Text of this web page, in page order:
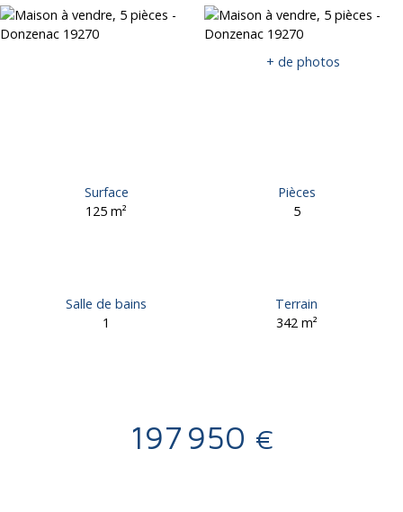
Mes favoris Espace vendeur Estimation
+ de photos
Surface
125m²
Pièces
5
Salle de bains
1
Terrain
342 m²
197 950 €